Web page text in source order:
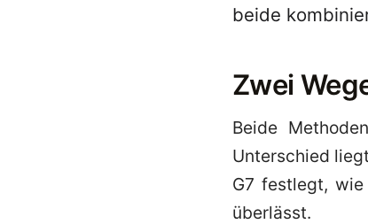
beide
Zwei
Beide
Unterschied
G7 festlegt,
überlässt.